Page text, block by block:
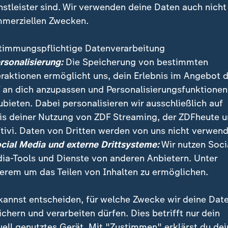
zu helfen, müsse Deutschland mehr tun, um
sagt Omid Nouripour. Die
sind. Wir verwenden deine Daten auch nicht
Zwecken.
Datenverarbeitung
Die Speicherung von bestimmten
ermöglicht uns, dein Erlebnis im Angebot
an dich anzupassen und Personalisierungsfunktionen
Dabei personalisieren wir ausschließlich auf
deiner Nutzung von ZDF Streaming, der ZDFheute
Daten von Dritten werden von uns nicht
Media und externe Drittsysteme:Wir nutzen
Tools und Dienste von anderen Anbietern. Unter
um das Teilen von Inhalten zu ermöglichen.
entscheiden, für welche Zwecke wir deine
und verarbeiten dürfen. Dies betrifft nur dein